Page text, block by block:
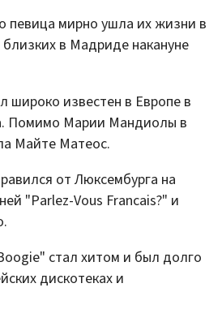
певица мирно ушла их жизни в
в Мадриде накануне
широко известен в Европе в
Помимо Марии Мандиолы в
Майте Матеос.
от Люксембурга на
"Parlez-Vous Francais?" и
стал хитом и был долго
дискотеках и